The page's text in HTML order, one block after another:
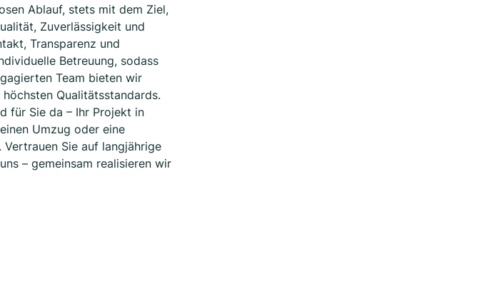
Ablauf, stets mit dem Ziel,
Zuverlässigkeit und
Transparenz und
Betreuung, sodass
Team bieten wir
Qualitätsstandards.
für Sie da – Ihr Projekt in
Umzug oder eine
Sie auf langjährige
– gemeinsam realisieren wir